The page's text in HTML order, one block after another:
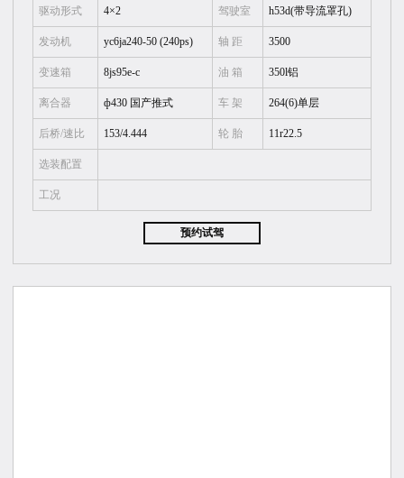
驱动形式 4×2 驾驶室 h53d(带导流罩孔)
发动机 yc6ja240-50 (240ps) 轴 距 3500
变速箱 8js95e-c 油 箱 350l铝
离合器 ф430 国产推式 车 架 264(6)单层
后桥/速比 153/4.444 轮 胎 11r22.5
选装配置
工况
预约试驾